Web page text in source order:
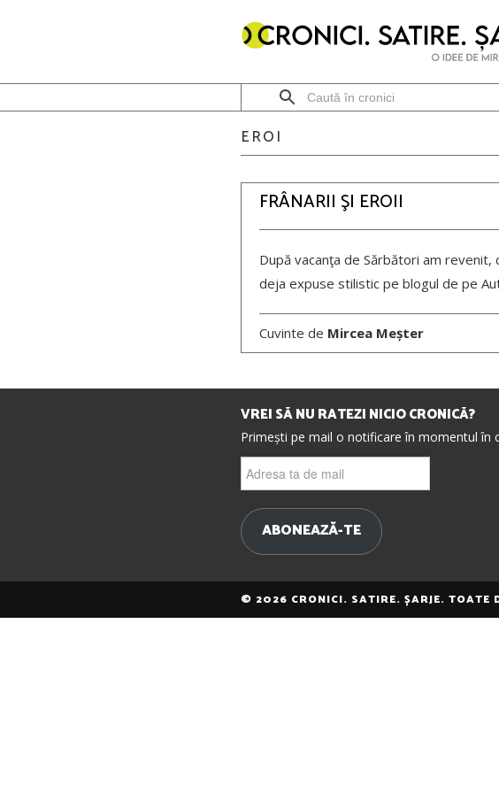
EROI
FRÂNARII ŞI EROII
După vacanţa de Sărbători am
deja expuse stilistic pe blogul de pe
Cuvinte de Mircea Meșter
VREI SĂ NU RATEZI NICIO CRONICĂ?
Primești pe mail o notificare în momentul în
ta
mail
ABONEAZĂ-TE
© 2026 CRONICI. SATIRE. ȘARJE. TOATE